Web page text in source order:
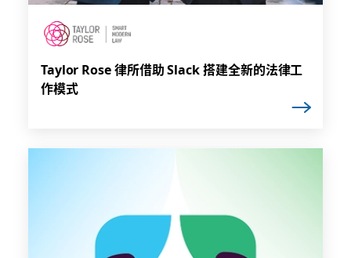
Taylor Rose 律所借助 Slack 搭建全新的法律工
作模式